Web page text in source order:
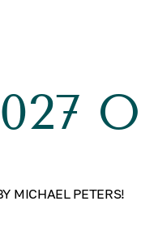
MICHAEL PETERS!